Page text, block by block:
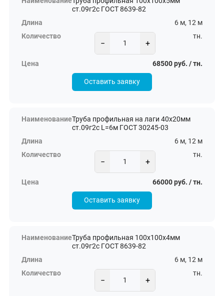
ст.09г2с ГОСТ 8639-82
6 м, 12 м
− +
тн.
68500 руб. / тн.
Оставить заявку
Труба профильная на лаги 40х20мм
ст.09г2с L=6м ГОСТ 30245-03
6 м, 12 м
− +
тн.
66000 руб. / тн.
Оставить заявку
Труба профильная 100х100х4мм
ст.09г2с ГОСТ 8639-82
6 м, 12 м
− +
тн.